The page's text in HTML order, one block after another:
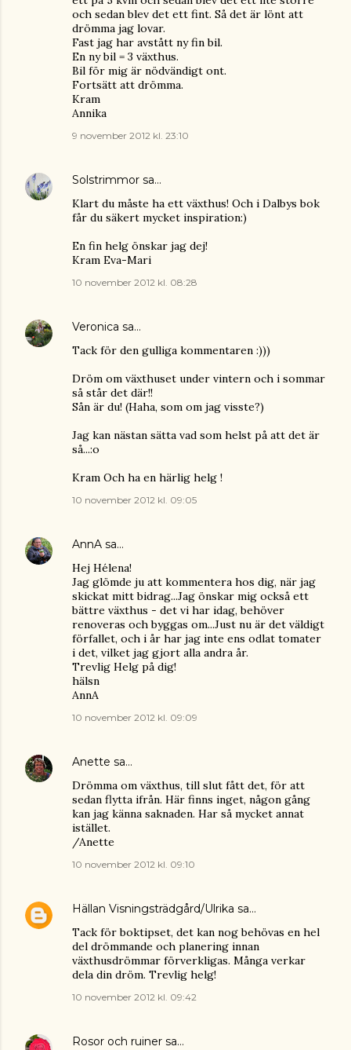
och sedan blev det ett fint. Så det är lönt att
drömma jag lovar.
Fast jag har avstått ny fin bil.
En ny bil = 3 växthus.
Bil för mig är nödvändigt ont.
Fortsätt att drömma.
Kram
Annika
9 november 2012 kl. 23:10
Solstrimmor sa…
Klart du måste ha ett växthus! Och i Dalbys bok
får du säkert mycket inspiration:)
En fin helg önskar jag dej!
Kram Eva-Mari
10 november 2012 kl. 08:28
Veronica sa…
Tack för den gulliga kommentaren :)))
Dröm om växthuset under vintern och i sommar
så står det där!!
Sån är du! (Haha, som om jag visste?)
Jag kan nästan sätta vad som helst på att det är
så...:o
Kram Och ha en härlig helg !
10 november 2012 kl. 09:05
AnnA sa…
Hej Hélena!
Jag glömde ju att kommentera hos dig, när jag
skickat mitt bidrag...Jag önskar mig också ett
bättre växthus - det vi har idag, behöver
renoveras och byggas om...Just nu är det väldigt
förfallet, och i år har jag inte ens odlat tomater
i det, vilket jag gjort alla andra år.
Trevlig Helg på dig!
hälsn
AnnA
10 november 2012 kl. 09:09
Anette sa…
Drömma om växthus, till slut fått det, för att
sedan flytta ifrån. Här finns inget, någon gång
kan jag känna saknaden. Har så mycket annat
istället.
/Anette
10 november 2012 kl. 09:10
Hällan Visningsträdgård/Ulrika sa…
Tack för boktipset, det kan nog behövas en hel
del drömmande och planering innan
växthusdrömmar förverkligas. Många verkar
dela din dröm. Trevlig helg!
10 november 2012 kl. 09:42
Rosor och ruiner sa…